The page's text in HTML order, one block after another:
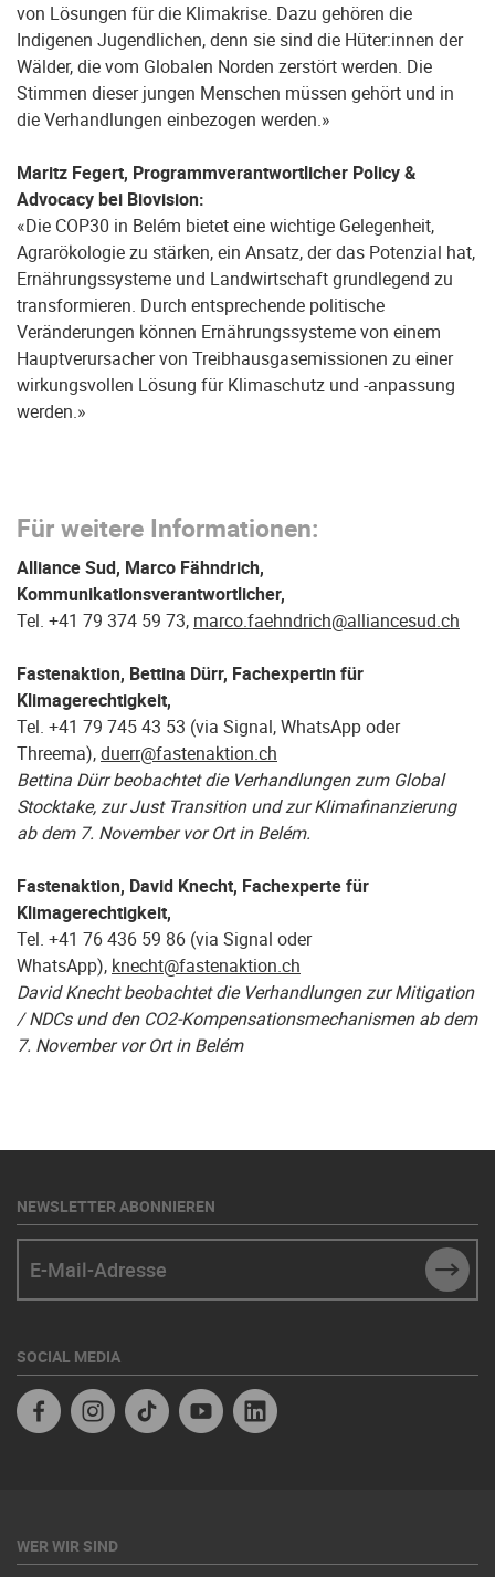
von Lösungen für die Klimakrise. Dazu gehören die
Indigenen Jugendlichen, denn sie sind die Hüter:innen der
Wälder, die vom Globalen Norden zerstört werden. Die
Stimmen dieser jungen Menschen müssen gehört und in
die Verhand­lungen einbezogen werden.»
Maritz Fegert, Programmverantwortlicher Policy &
Advocacy bei Biovision:
«Die COP30 in Belém bietet eine wichtige Gelegenheit,
Agrarökologie zu stärken, ein Ansatz, der das Potenzial hat,
Ernährungssysteme und Landwirtschaft grundlegend zu
transformieren. Durch entsprechende politische
Veränderungen können Ernährungssysteme von einem
Hauptverursacher von Treibhausgasemissionen zu einer
wirkungsvollen Lösung für Klimaschutz und -anpassung
werden.»
Für weitere Informationen:
Alliance Sud, Marco Fähndrich,
Kommunikationsverantwortlicher,
Tel. +41 79 374 59 73, marco.faehndrich@alliancesud.ch
Fastenaktion, Bettina Dürr, Fachexpertin für
Klimagerechtigkeit,
Tel. +41 79 745 43 53 (via Signal, WhatsApp oder
Threema),duerr@fastenaktion.ch
Bettina Dürr beobachtet die Verhandlungen zum Global
Stocktake, zur Just Transition und zur Klimafinanzierung
ab dem 7. November vor Ort in Belém.
Fastenaktion, David Knecht, Fachexperte für
Klimagerechtigkeit,
Tel. +41 76 436 59 86 (via Signal oder
WhatsApp), knecht@fastenaktion.ch
David Knecht beobachtet die Verhandlungen zur Mitigation
/ NDCs und den CO2-Kompensationsmechanismen ab dem
7. November vor Ort in Belém
NEWSLETTER ABONNIEREN
SOCIAL MEDIA
FacebookInstagramTikTok Youtube
WER WIR SIND